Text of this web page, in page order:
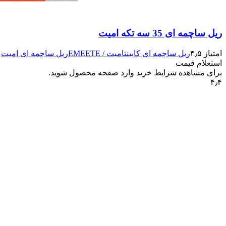
ریل ساچمه ای 35 سه تکه امیت
امتیاز ۴٫۵ ریل ساچمه ای کابینتامیت / EMEETE
ریل ساچمه ای امیت
استعلام قیمت
برای مشاهده شرایط خرید وارد صفحه محصول شوید.
۴٫۴